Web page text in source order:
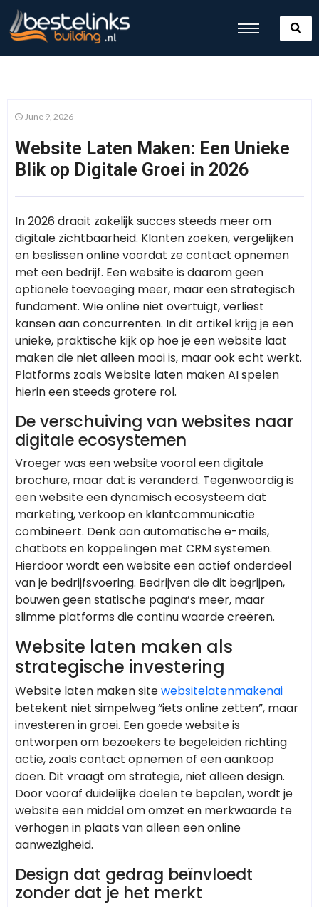
June 9, 2026
Website Laten Maken: Een Unieke
Blik op Digitale Groei in 2026
In 2026 draait zakelijk succes steeds meer om
digitale zichtbaarheid. Klanten zoeken, vergelijken
en beslissen online voordat ze contact opnemen
met een bedrijf. Een website is daarom geen
optionele toevoeging meer, maar een strategisch
fundament. Wie online niet overtuigt, verliest
kansen aan concurrenten. In dit artikel krijg je een
unieke, praktische kijk op hoe je een website laat
maken die niet alleen mooi is, maar ook echt werkt.
Platforms zoals Website laten maken AIspelen
hierin een steeds grotere rol.
De verschuiving van websites naar
digitale ecosystemen
Vroeger was een website vooral een digitale
brochure, maar dat is veranderd. Tegenwoordig is
een website een dynamisch ecosysteem dat
marketing, verkoop en klantcommunicatie
combineert. Denk aan automatische e-mails,
chatbots en koppelingen met CRM systemen.
Hierdoor wordt een website een actief onderdeel
van je bedrijfsvoering. Bedrijven die dit begrijpen,
bouwen geen statische pagina’s meer, maar
slimme platforms die continu waarde creëren.
Website laten maken als
strategische investering
Website laten maken sitewebsitelatenmakenai
betekent niet simpelweg “iets online zetten”, maar
investeren in groei. Een goede website is
ontworpen om bezoekers te begeleiden richting
actie, zoals contact opnemen of een aankoop
doen. Dit vraagt om strategie, niet alleen design.
Door vooraf duidelijke doelen te bepalen, wordt je
website een middel om omzet en merkwaarde te
verhogen in plaats van alleen een online
aanwezigheid.
Design dat gedrag beïnvloedt
zonder dat je het merkt